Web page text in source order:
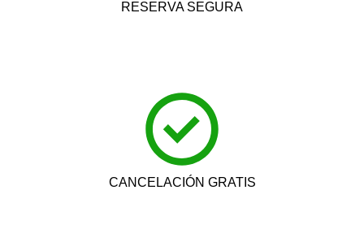
RESERVA SEGURA
CANCELACIÓN GRATIS